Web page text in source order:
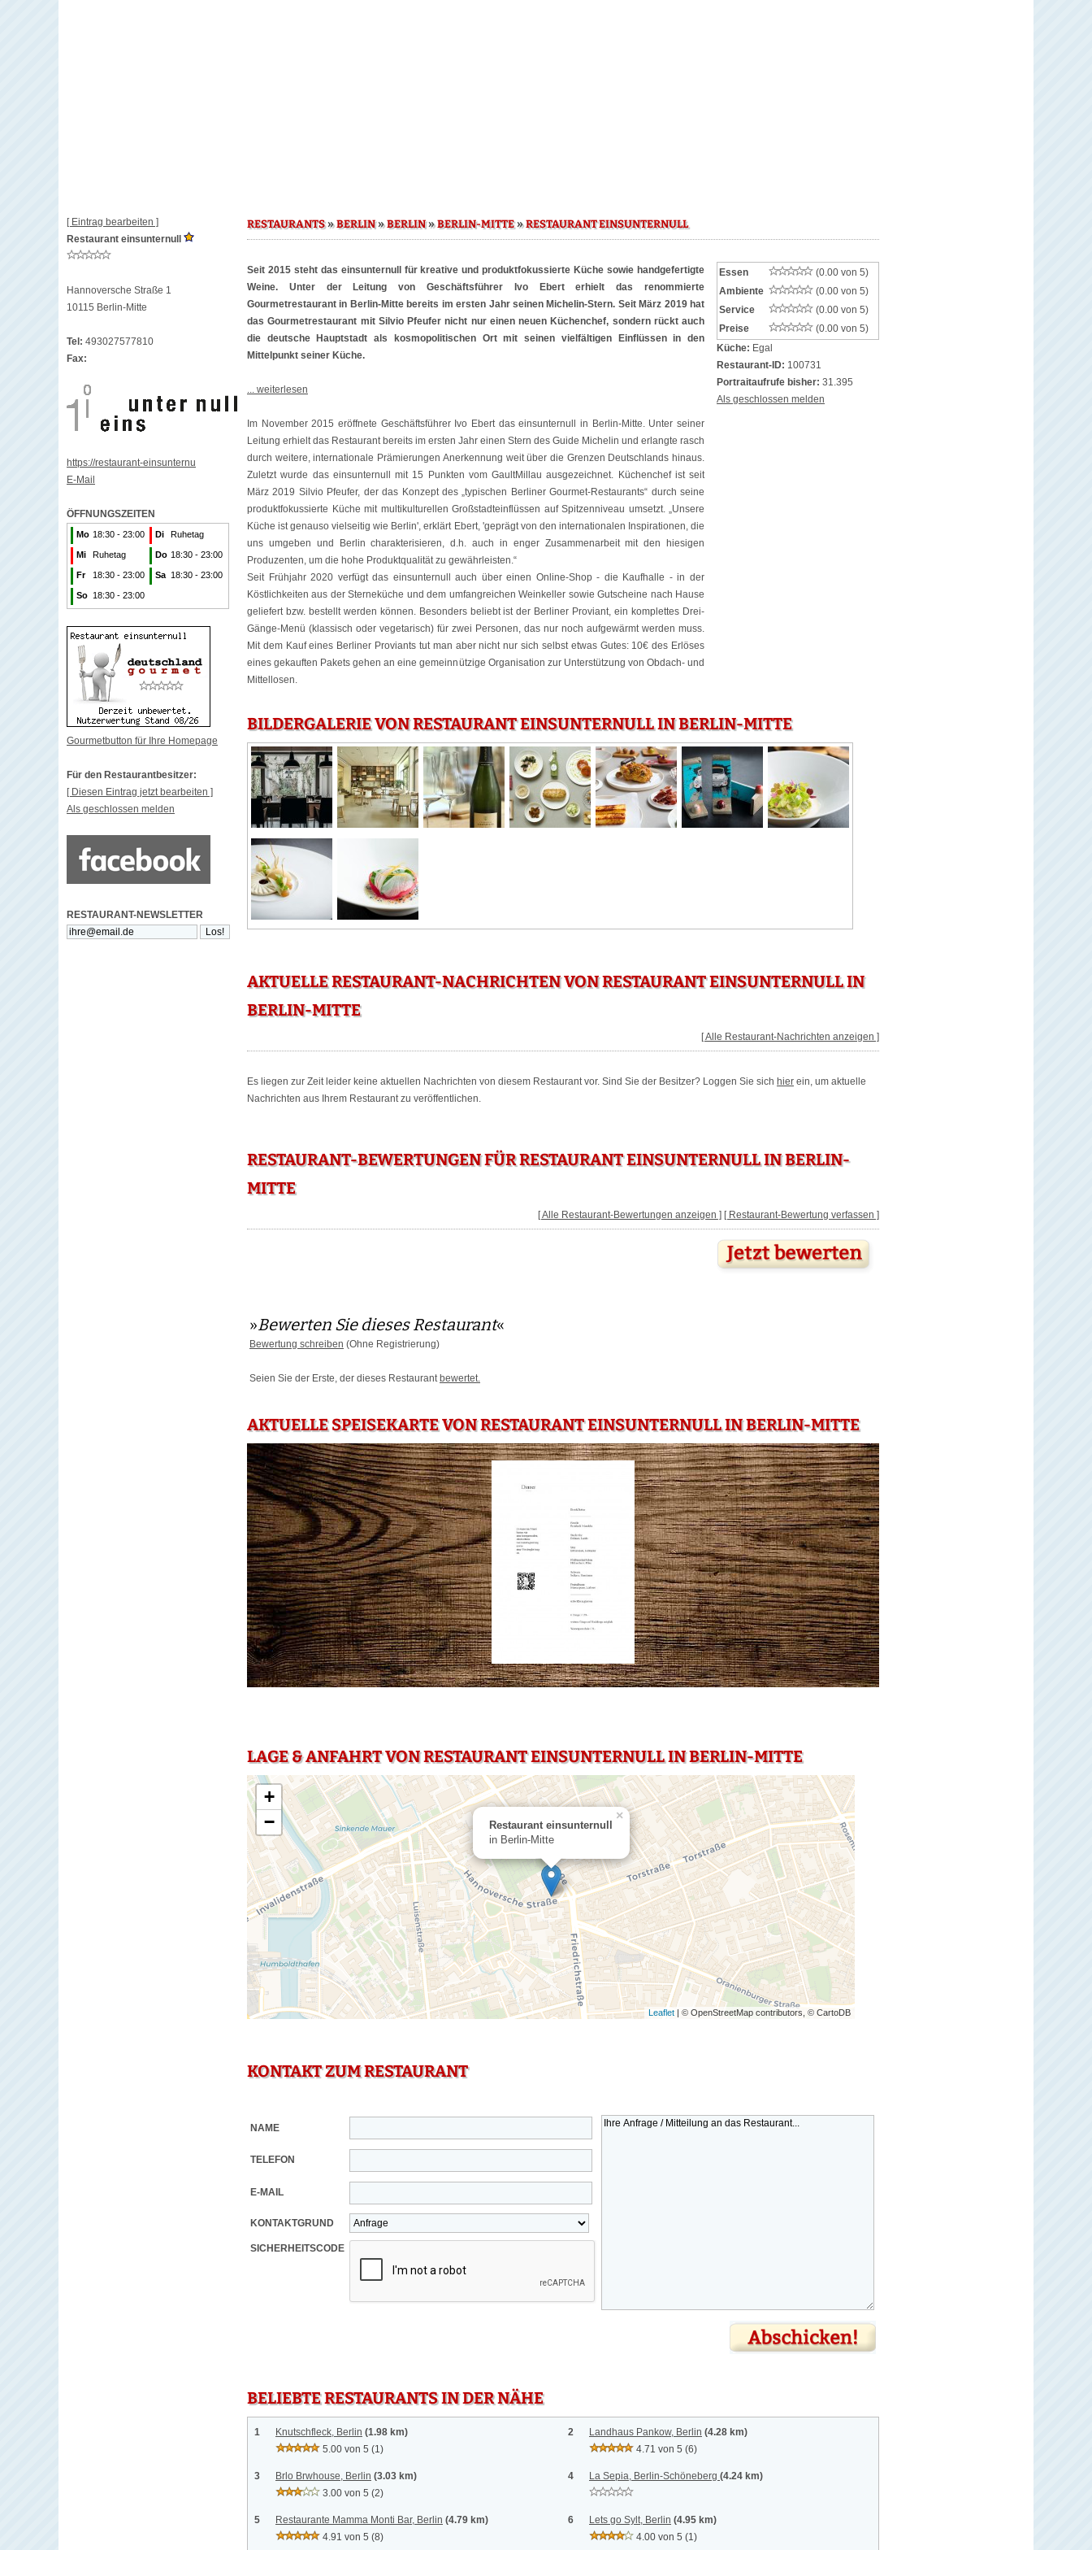
[ Eintrag bearbeiten ]
Restaurant einsunternull
Hannoversche Straße 1
10115 Berlin-Mitte
Tel: 493027577810
Fax:
https://restaurant-einsunternu
E-Mail
ÖFFNUNGSZEITEN
Mo 18:30 - 23:00 Di Ruhetag
Mi Ruhetag Do 18:30 - 23:00
Fr 18:30 - 23:00 Sa 18:30 - 23:00
So 18:30 - 23:00
Gourmetbutton für Ihre Homepage
Für den Restaurantbesitzer:
[ Diesen Eintrag jetzt bearbeiten ]
Als geschlossen melden
RESTAURANT-NEWSLETTER
RESTAURANTS»BERLIN»BERLIN»BERLIN-MITTE»RESTAURANT EINSUNTERNULL
Seit 2015 steht das einsunternull für kreative und produktfokussierte Küche sowie handgefertigte
Weine. Unter der Leitung von Geschäftsführer Ivo Ebert erhielt das renommierte
Gourmetrestaurant in Berlin-Mitte bereits im ersten Jahr seinen Michelin-Stern. Seit März 2019 hat
das Gourmetrestaurant mit Silvio Pfeufer nicht nur einen neuen Küchenchef, sondern rückt auch
die deutsche Hauptstadt als kosmopolitischen Ort mit seinen vielfältigen Einflüssen in den
Mittelpunkt seiner Küche.
... weiterlesen
Im November 2015 eröffnete Geschäftsführer Ivo Ebert das einsunternull in Berlin-Mitte. Unter seiner
Leitung erhielt das Restaurant bereits im ersten Jahr einen Stern des Guide Michelin und erlangte rasch
durch weitere, internationale Prämierungen Anerkennung weit über die Grenzen Deutschlands hinaus.
Zuletzt wurde das einsunternull mit 15 Punkten vom GaultMillau ausgezeichnet. Küchenchef ist seit
März 2019 Silvio Pfeufer, der das Konzept des „typischen Berliner Gourmet-Restaurants“ durch seine
produktfokussierte Küche mit multikulturellen Großstadteinflüssen auf Spitzenniveau umsetzt. „Unsere
Küche ist genauso vielseitig wie Berlin', erklärt Ebert, 'geprägt von den internationalen Inspirationen, die
uns umgeben und Berlin charakterisieren, d.h. auch in enger Zusammenarbeit mit den hiesigen
Produzenten, um die hohe Produktqualität zu gewährleisten.“
Seit Frühjahr 2020 verfügt das einsunternull auch über einen Online-Shop - die Kaufhalle - in der
Köstlichkeiten aus der Sterneküche und dem umfangreichen Weinkeller sowie Gutscheine nach Hause
geliefert bzw. bestellt werden können. Besonders beliebt ist der Berliner Proviant, ein komplettes Drei-
Gänge-Menü (klassisch oder vegetarisch) für zwei Personen, das nur noch aufgewärmt werden muss.
Mit dem Kauf eines Berliner Proviants tut man aber nicht nur sich selbst etwas Gutes: 10€ des Erlöses
eines gekauften Pakets gehen an eine gemeinnützige Organisation zur Unterstützung von Obdach- und
Mittellosen.
Essen
(0.00 von 5)
Ambiente
(0.00 von 5)
Service
(0.00 von 5)
Preise
(0.00 von 5)
Küche: Egal
Restaurant-ID: 100731
Portraitaufrufe bisher: 31.395
Als geschlossen melden
BILDERGALERIE VON RESTAURANT EINSUNTERNULL IN BERLIN-MITTE
AKTUELLE RESTAURANT-NACHRICHTEN VON RESTAURANT EINSUNTERNULL IN
BERLIN-MITTE
[ Alle Restaurant-Nachrichten anzeigen ]
Es liegen zur Zeit leider keine aktuellen Nachrichten von diesem Restaurant vor. Sind Sie der Besitzer? Loggen Sie sich hier ein, um aktuelle
Nachrichten aus Ihrem Restaurant zu veröffentlichen.
RESTAURANT-BEWERTUNGEN FÜR RESTAURANT EINSUNTERNULL IN BERLIN-
MITTE
[ Alle Restaurant-Bewertungen anzeigen ] [ Restaurant-Bewertung verfassen ]
»Bewerten Sie dieses Restaurant«
Bewertung schreiben (Ohne Registrierung)
Seien Sie der Erste, der dieses Restaurant bewertet.
AKTUELLE SPEISEKARTE VON RESTAURANT EINSUNTERNULL IN BERLIN-MITTE
LAGE & ANFAHRT VON RESTAURANT EINSUNTERNULL IN BERLIN-MITTE
Restaurant einsunternull
in Berlin-Mitte
×
+
−
Leaflet | © OpenStreetMap contributors, © CartoDB
KONTAKT ZUM RESTAURANT
NAME
TELEFON
E-MAIL
KONTAKTGRUND
SICHERHEITSCODE
BELIEBTE RESTAURANTS IN DER NÄHE
1 Knutschfleck, Berlin (1.98 km)
5.00 von 5 (1)
2 Landhaus Pankow, Berlin (4.28 km)
4.71 von 5 (6)
3 Brlo Brwhouse, Berlin (3.03 km)
3.00 von 5 (2)
4 La Sepia, Berlin-Schöneberg (4.24 km)
5 Restaurante Mamma Monti Bar, Berlin (4.79 km)
4.91 von 5 (8)
6 Lets go Sylt, Berlin (4.95 km)
4.00 von 5 (1)